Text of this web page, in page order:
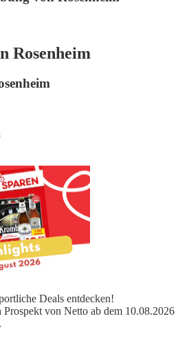
Rosenheim
Deals entdecken!
Prospekt von Netto ab dem 10.08.2026